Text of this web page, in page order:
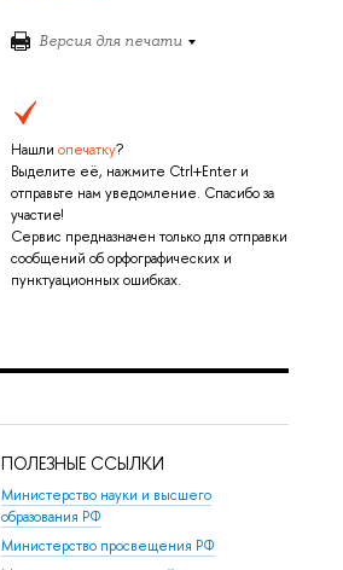
Версия для печати
Нашли опечатку?
Выделите её, нажмите Ctrl+Enter и
отправьте нам уведомление. Спасибо за
участие!
Сервис предназначен только для отправки
сообщений об орфографических и
пунктуационных ошибках.
ПОЛЕЗНЫЕ ССЫЛКИ
Министерство науки и высшего
образования РФ
Министерство просвещения РФ